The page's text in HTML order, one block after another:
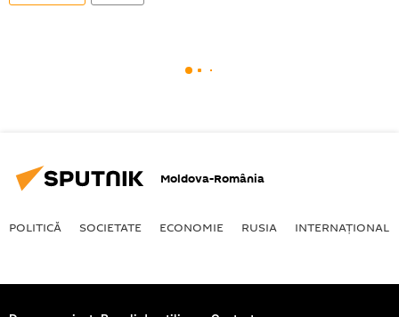
Moldova-România
POLITICĂ SOCIETATE ECONOMIE RUSIA INTERNAŢIONAL